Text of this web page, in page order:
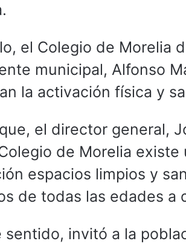
el Colegio de Morelia
municipal, Alfonso
la activación física y
el director general,
de Morelia
espacios limpios y
de todas las edades
sentido, invitó a la